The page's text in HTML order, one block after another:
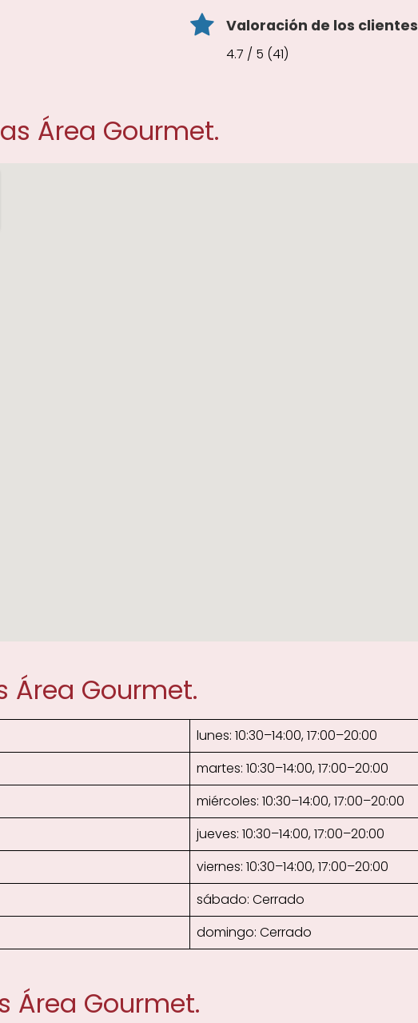
Valoración de los clientes
4.7 / 5 (41)
Área Gourmet.
Área Gourmet.
lunes: 10:30–14:00, 17:00–20:00
martes: 10:30–14:00, 17:00–20:00
miércoles: 10:30–14:00, 17:00–20:00
jueves: 10:30–14:00, 17:00–20:00
viernes: 10:30–14:00, 17:00–20:00
sábado: Cerrado
domingo: Cerrado
Área Gourmet.